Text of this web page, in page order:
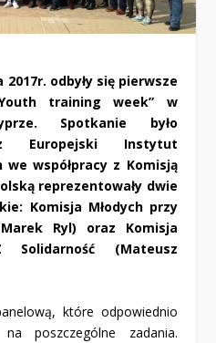
odbyły się pierwsze
training week” w
Spotkanie było
Europejski Instytut
we współpracy z Komisją
reprezentowały dwie
Komisja Młodych przy
Ryl) oraz Komisja
Solidarność (Mateusz
które odpowiednio
na poszczególne zadania.